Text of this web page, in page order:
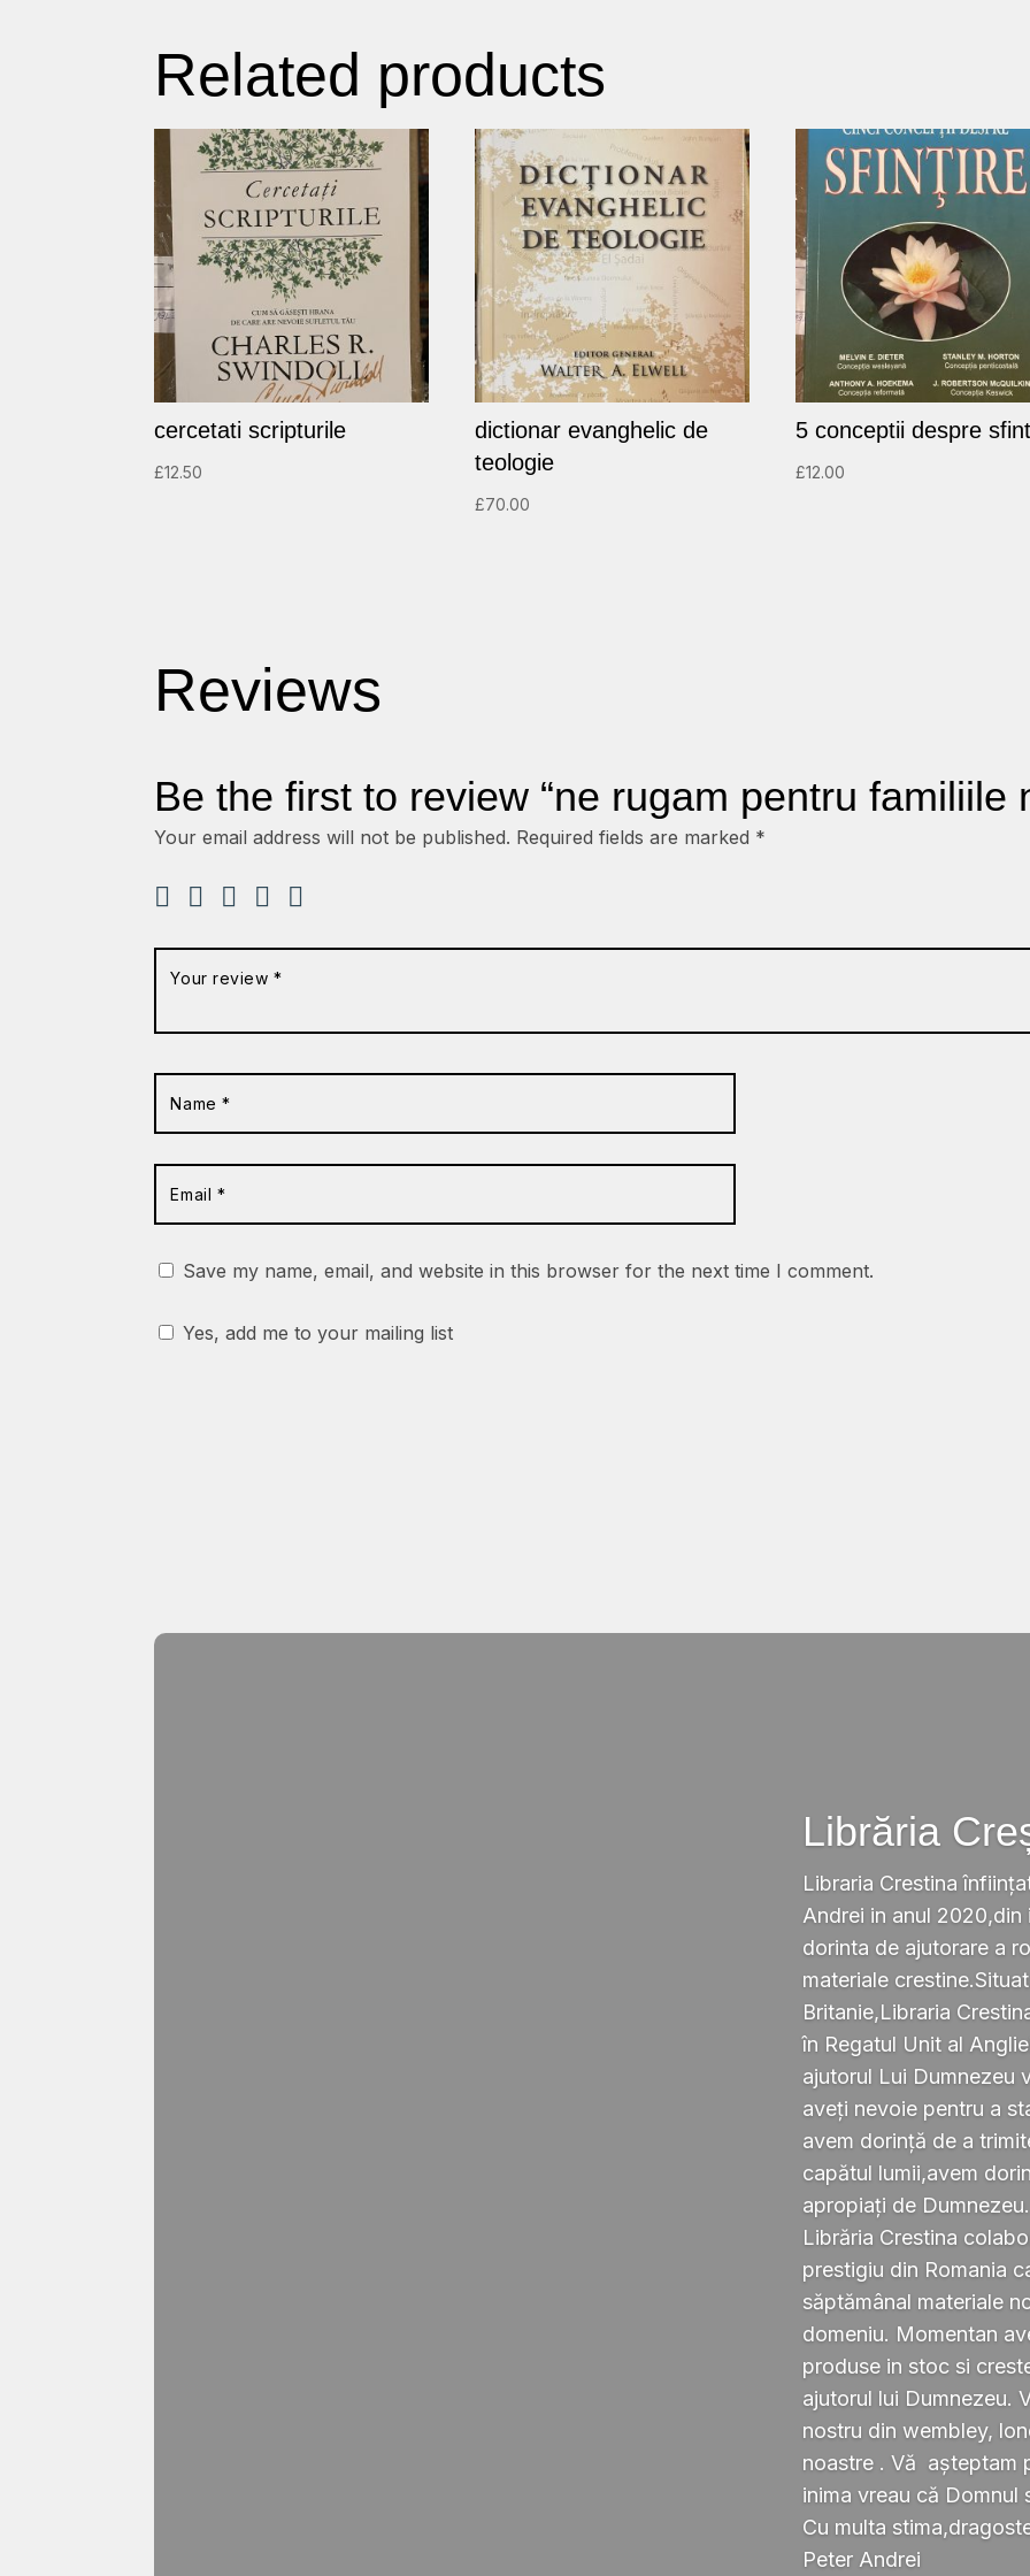
Related products
cercetati scripturile
£12.50
dictionar evanghelic de
teologie
£70.00
5 conceptii despre
£12.00
Reviews
Be the first to review “ne rugam pentru familiile
Your email address will not be published. Required fields are marked *
Save my name, email, and website in this browser for the next time I comment.
Yes, add me to your mailing list
Librăria
Libraria Crestina
Andrei in anul 2020,din
dorinta de ajutorare a
materiale
Britanie,Libraria
în Regatul Unit al
ajutorul Lui Dumnezeu
aveți nevoie pentru a
avem dorință de a
capătul lumii,avem
apropiați de Dumnezeu.
Librăria Crestina
prestigiu din Romania
săptămânal materiale
domeniu. Momentan
produse in stoc si
ajutorul lui Dumnezeu.
nostru din wembley,
noastre . Vă așteptam
inima vreau că Domnul
Cu multa
Peter Andrei